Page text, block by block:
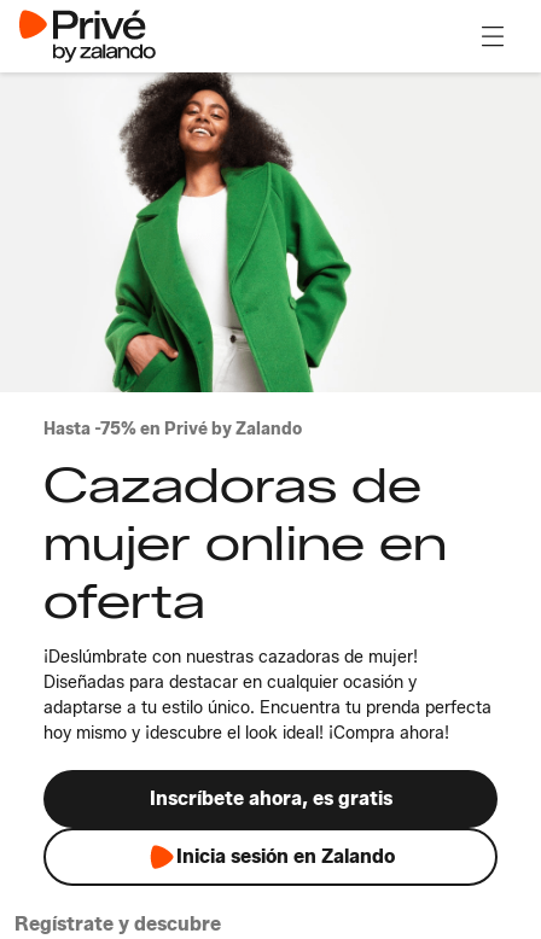
Hasta -75% en Privé by Zalando
Cazadoras de
mujer online en
oferta
¡Deslúmbrate con nuestras cazadoras de mujer!
Diseñadas para destacar en cualquier ocasión y
adaptarse a tu estilo único. Encuentra tu prenda perfecta
hoy mismo y ¡descubre el look ideal! ¡Compra ahora!
Inscríbete ahora, es gratis
Inicia sesión en Zalando
Regístrate y descubre